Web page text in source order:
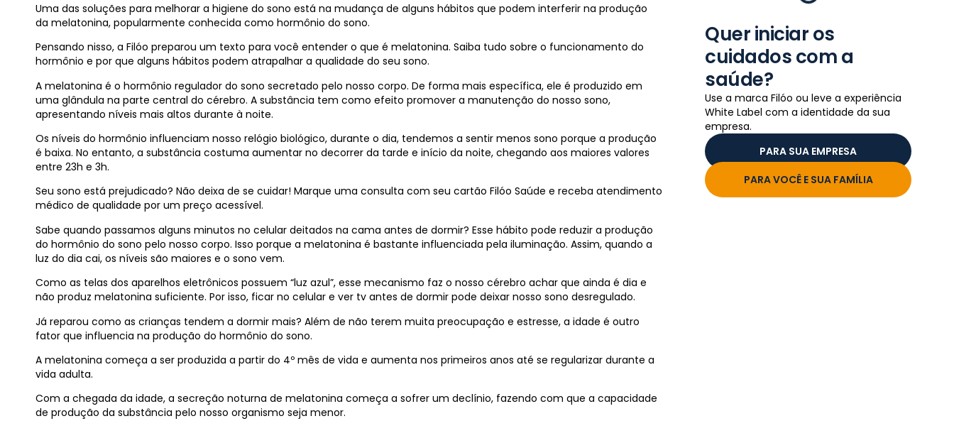
Uma das soluções para melhorar a higiene do sono está na mudança de alguns hábitos que podem interferir na produção
da melatonina, popularmente conhecida como hormônio do sono.
Pensando nisso, a Filóo preparou um texto para você entender o que é melatonina. Saiba tudo sobre o funcionamento do
hormônio e por que alguns hábitos podem atrapalhar a qualidade do seu sono.
A melatonina é o hormônio regulador do sono secretado pelo nosso corpo. De forma mais específica, ele é produzido em
uma glândula na parte central do cérebro. A substância tem como efeito promover a manutenção do nosso sono,
apresentando níveis mais altos durante à noite.
Os níveis do hormônio influenciam nosso relógio biológico, durante o dia, tendemos a sentir menos sono porque a produção
é baixa. No entanto, a substância costuma aumentar no decorrer da tarde e início da noite, chegando aos maiores valores
entre 23h e 3h.
Seu sono está prejudicado? Não deixa de se cuidar! Marque uma consulta com seu cartão Filóo Saúde e receba atendimento
médico de qualidade por um preço acessível.
Sabe quando passamos alguns minutos no celular deitados na cama antes de dormir? Esse hábito pode reduzir a produção
do hormônio do sono pelo nosso corpo. Isso porque a melatonina é bastante influenciada pela iluminação. Assim, quando a
luz do dia cai, os níveis são maiores e o sono vem.
Como as telas dos aparelhos eletrônicos possuem “luz azul”, esse mecanismo faz o nosso cérebro achar que ainda é dia e
não produz melatonina suficiente. Por isso, ficar no celular e ver tv antes de dormir pode deixar nosso sono desregulado.
Já reparou como as crianças tendem a dormir mais? Além de não terem muita preocupação e estresse, a idade é outro
fator que influencia na produção do hormônio do sono.
A melatonina começa a ser produzida a partir do 4º mês de vida e aumenta nos primeiros anos até se regularizar durante a
vida adulta.
Com a chegada da idade, a secreção noturna de melatonina começa a sofrer um declínio, fazendo com que a capacidade
de produção da substância pelo nosso organismo seja menor.
Quer iniciar os
cuidados com a
saúde?
Use a marca Filóo ou leve a experiência
White Label com a identidade da sua
empresa.
PARA SUA EMPRESA
PARA VOCÊ E SUA FAMÍLIA